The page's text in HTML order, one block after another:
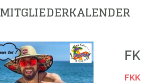
MITGLIEDERKALENDER